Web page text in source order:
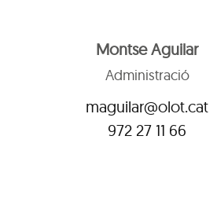
Montse Aguilar
Administració
maguilar@olot.cat
972 27 11 66